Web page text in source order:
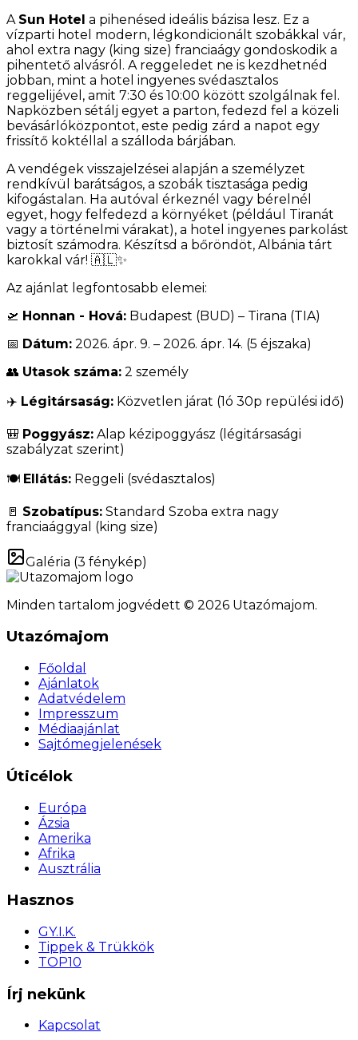
A Sun Hotel a pihenésed ideális bázisa lesz. Ez a
vízparti hotel modern, légkondicionált szobákkal vár,
ahol extra nagy (king size) franciaágy gondoskodik a
pihentető alvásról. A reggeledet ne is kezdhetnéd
jobban, mint a hotel ingyenes svédasztalos
reggelijével, amit 7:30 és 10:00 között szolgálnak fel.
Napközben sétálj egyet a parton, fedezd fel a közeli
bevásárlóközpontot, este pedig zárd a napot egy
frissítő koktéllal a szálloda bárjában.
A vendégek visszajelzései alapján a személyzet
rendkívül barátságos, a szobák tisztasága pedig
kifogástalan. Ha autóval érkeznél vagy bérelnél
egyet, hogy felfedezd a környéket (például Tiranát
vagy a történelmi várakat), a hotel ingyenes parkolást
biztosít számodra. Készítsd a bőröndöt, Albánia tárt
karokkal vár! 🇦🇱✨
Az ajánlat legfontosabb elemei:
🛫 Honnan - Hová: Budapest (BUD) – Tirana (TIA)
📅 Dátum: 2026. ápr. 9. – 2026. ápr. 14. (5 éjszaka)
👥 Utasok száma: 2 személy
✈️ Légitársaság: Közvetlen járat (1ó 30p repülési idő)
🎒 Poggyász: Alap kézipoggyász (légitársasági
szabályzat szerint)
🍽️ Ellátás: Reggeli (svédasztalos)
🚪 Szobatípus: Standard Szoba extra nagy
franciaággyal (king size)
Galéria (3 fénykép)
Minden tartalom jogvédett © 2026 Utazómajom.
Utazómajom
Főoldal
Ajánlatok
Adatvédelem
Impresszum
Médiaajánlat
Sajtómegjelenések
Úticélok
Európa
Ázsia
Amerika
Afrika
Ausztrália
Hasznos
GY.I.K.
Tippek & Trükkök
TOP10
Írj nekünk
Kapcsolat